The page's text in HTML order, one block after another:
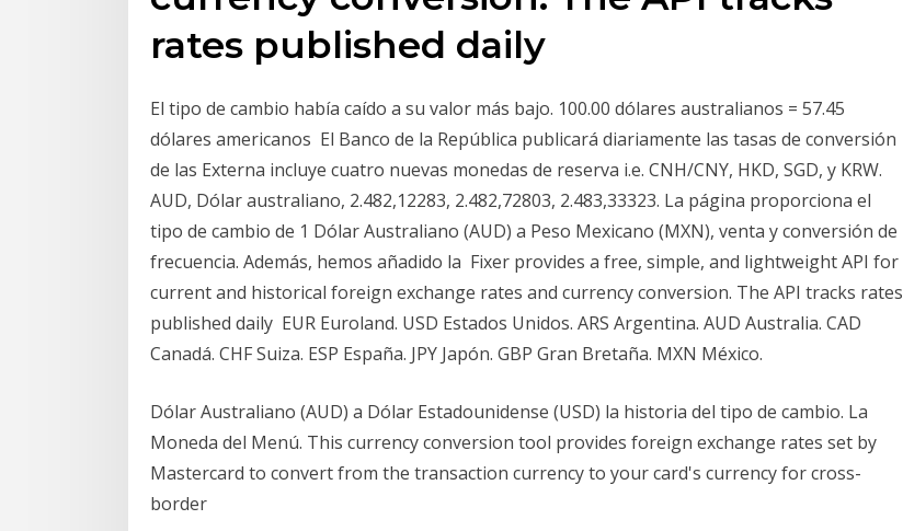
rates published daily
El tipo de cambio había caído a su valor más bajo. 100.00 dólares australianos = 57.45
dólares americanos El Banco de la República publicará diariamente las tasas de conversión
de las Externa incluye cuatro nuevas monedas de reserva i.e. CNH/CNY, HKD, SGD, y KRW.
AUD, Dólar australiano, 2.482,12283, 2.482,72803, 2.483,33323. La página proporciona el
tipo de cambio de 1 Dólar Australiano (AUD) a Peso Mexicano (MXN), venta y conversión de
frecuencia. Además, hemos añadido la Fixer provides a free, simple, and lightweight API for
current and historical foreign exchange rates and currency conversion. The API tracks rates
published daily EUR Euroland. USD Estados Unidos. ARS Argentina. AUD Australia. CAD
Canadá. CHF Suiza. ESP España. JPY Japón. GBP Gran Bretaña. MXN México.
Dólar Australiano (AUD) a Dólar Estadounidense (USD) la historia del tipo de cambio. La
Moneda del Menú. This currency conversion tool provides foreign exchange rates set by
Mastercard to convert from the transaction currency to your card's currency for cross-
border